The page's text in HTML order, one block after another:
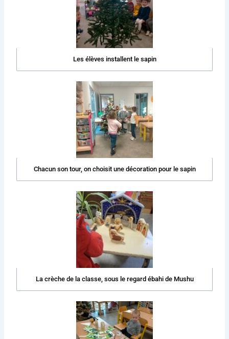
Les élèves installent le sapin
Chacun son tour, on choisit une décoration pour le sapin
La crèche de la classe, sous le regard ébahi de Mushu